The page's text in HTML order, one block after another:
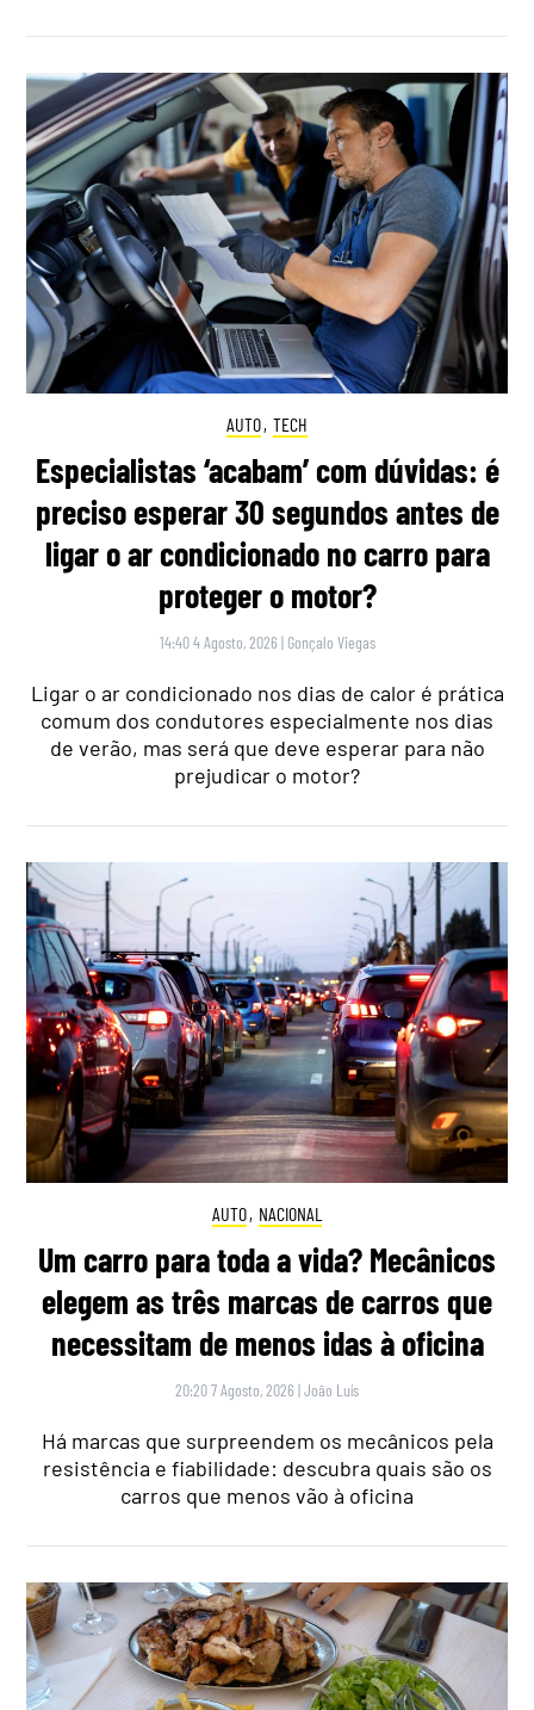
AUTO, TECH
Especialistas ‘acabam’ com dúvidas: é
preciso esperar 30 segundos antes de
ligar o ar condicionado no carro para
proteger o motor?
14:40 4 Agosto, 2026 | Gonçalo Viegas
Ligar o ar condicionado nos dias de calor é prática
comum dos condutores especialmente nos dias
de verão, mas será que deve esperar para não
prejudicar o motor?
AUTO, NACIONAL
Um carro para toda a vida? Mecânicos
elegem as três marcas de carros que
necessitam de menos idas à oficina
20:20 7 Agosto, 2026 |João Luís
Há marcas que surpreendem os mecânicos pela
resistência e fiabilidade: descubra quais são os
carros que menos vão à oficina